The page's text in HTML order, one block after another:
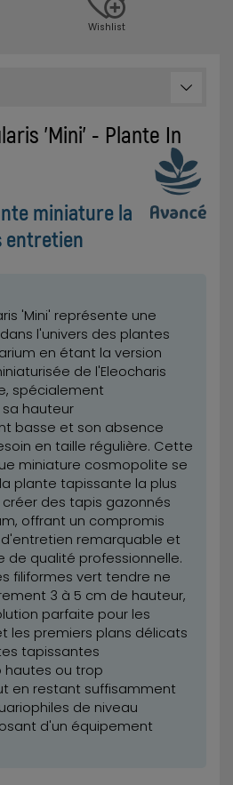
Wishlist
'Mini' - Plante In
miniature la
entretien
'Mini' représente une
l'univers des plantes
en étant la version
de l'Eleocharis
spécialement
hauteur
basse et son absence
en taille régulière. Cette
miniature cosmopolite se
plante tapissante la plus
des tapis gazonnés
offrant un compromis
remarquable et
de qualité professionnelle.
filiformes vert tendre ne
3 à 5 cm de hauteur,
parfaite pour les
les premiers plans délicats
tapissantes
hautes ou trop
en restant suffisamment
de niveau
d'un équipement